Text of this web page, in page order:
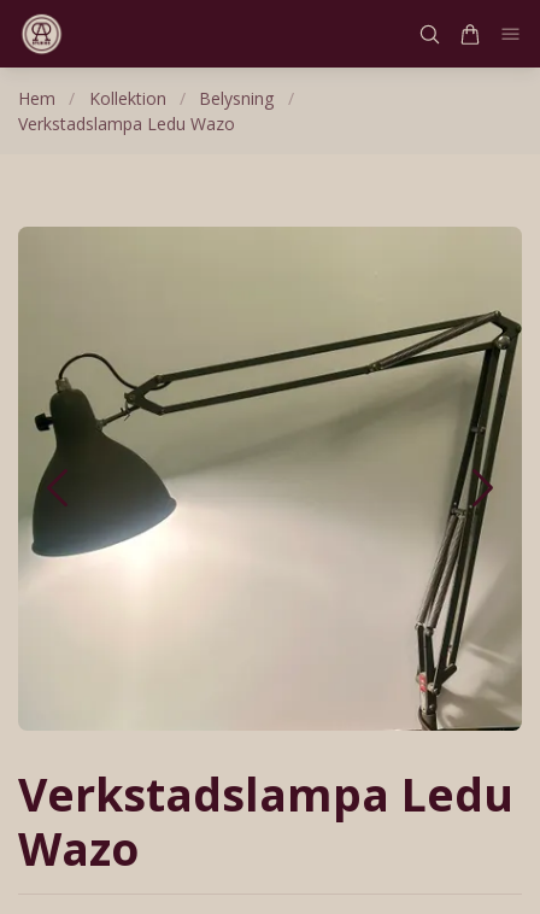
Hem / Kollektion / Belysning
/
Verkstadslampa Ledu Wazo
Verkstadslampa Ledu
Wazo